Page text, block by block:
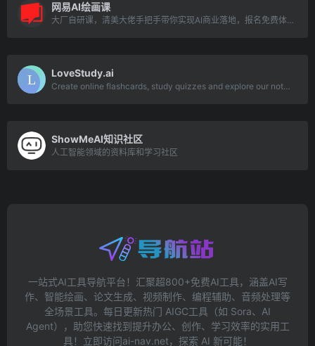
网易AI绘画课
大厂自研课，清美大佬手把手带你实现AI商业落地，报名免费体验云端SD。
LoveStudy.ai
Create online flashcards, study quizzes and explore our notes taker with LoveStu
ShowMeAI知识社区
人工智能领域的资料库和学习社区
一站式AI工具导航平台！汇聚超800+免费AI工具，涵盖AI写
作、智能绘画、论文生成、视频制作、编程辅助、音频处理等
全场景工具。每日更新热门 AIGC工具（如 Sora、AI
Agent），助您快速找到提升办公、创作、学习效率的实用工
具！立即访问ai-nav.net，探索 AI 新可能！